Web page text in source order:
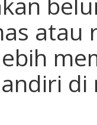
atau